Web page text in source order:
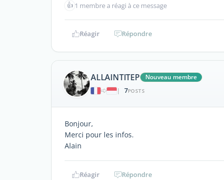
👍 1 membre a réagi à ce message
Réagir Répondre
ALLAINTITEP
Nouveau membre
|
7POSTS
Bonjour,
Merci pour les infos.
Alain
Réagir Répondre